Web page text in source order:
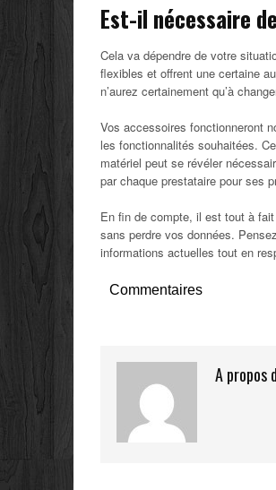
Est-il nécessaire
Cela va dépendre de votre
flexibles et offrent une certaine
n’aurez certainement qu’à
Vos accessoires fonctionneront
les fonctionnalités souhaitées.
matériel peut se révéler
par chaque prestataire pour ses
En fin de compte, il est tout à
sans perdre vos données.
informations actuelles tout en
Commentaires
A propos